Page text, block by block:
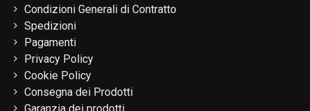
Condizioni Generali di Contratto
Spedizioni
Pagamenti
Privacy Policy
Cookie Policy
Consegna dei Prodotti